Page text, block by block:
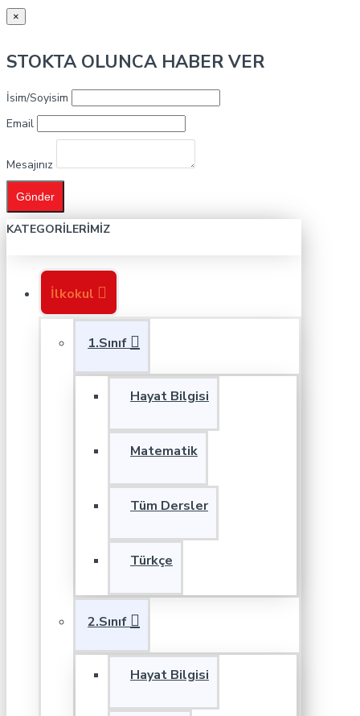
×
STOKTA OLUNCA HABER VER
İsim/Soyisim
Email
Mesajınız
Gönder
KATEGORILERIMIZ
İlkokul
1.Sınıf
Hayat Bilgisi
Matematik
Tüm Dersler
Türkçe
2.Sınıf
Hayat Bilgisi